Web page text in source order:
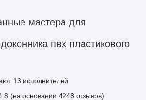
мастера для
пвх пластикового
13 исполнителей
(на основании 4248 отзывов)